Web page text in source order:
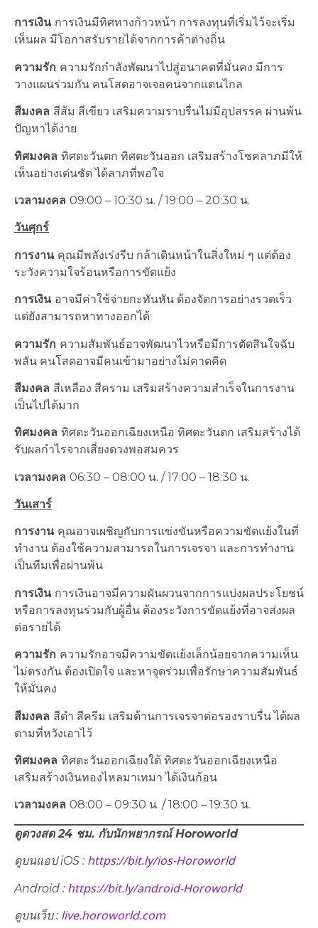
การเงิน การเงินมีทิศทางก้าวหน้า การลงทุนที่เริ่มไว้จะเริ่ม
เห็นผล มีโอกาสรับรายได้จากการค้าต่างถิ่น
ความรัก ความรักกำลังพัฒนาไปสู่อนาคตที่มั่นคง มีการ
วางแผนร่วมกัน คนโสดอาจเจอคนจากแดนไกล
สีมงคล สีส้ม สีเขียว เสริมความราบรื่นไม่มีอุปสรรค ผ่านพ้น
ปัญหาได้ง่าย
ทิศมงคล ทิศตะวันตก ทิศตะวันออก เสริมสร้างโชคลาภมีให้
เห็นอย่างเด่นชัด ได้ลาภที่พอใจ
เวลามงคล 09:00 – 10:30 น. / 19:00 – 20:30 น.
วันศุกร์
การงาน คุณมีพลังเร่งรีบ กล้าเดินหน้าในสิ่งใหม่ ๆ แต่ต้อง
ระวังความใจร้อนหรือการขัดแย้ง
การเงิน อาจมีค่าใช้จ่ายกะทันหัน ต้องจัดการอย่างรวดเร็ว
แต่ยังสามารถหาทางออกได้
ความรัก ความสัมพันธ์อาจพัฒนาไวหรือมีการตัดสินใจฉับ
พลัน คนโสดอาจมีคนเข้ามาอย่างไม่คาดคิด
สีมงคล สีเหลือง สีคราม เสริมสร้างความสำเร็จในการงาน
เป็นไปได้มาก
ทิศมงคล ทิศตะวันออกเฉียงเหนือ ทิศตะวันตก เสริมสร้างได้
รับผลกำไรจากเสี่ยงดวงพอสมควร
เวลามงคล 06:30 – 08:00 น. / 17:00 – 18:30 น.
วันเสาร์
การงาน คุณอาจเผชิญกับการแข่งขันหรือความขัดแย้งในที่
ทำงาน ต้องใช้ความสามารถในการเจรจา และการทำงาน
เป็นทีมเพื่อผ่านพ้น
การเงิน การเงินอาจมีความผันผวนจากการแบ่งผลประโยชน์
หรือการลงทุนร่วมกับผู้อื่น ต้องระวังการขัดแย้งที่อาจส่งผล
ต่อรายได้
ความรัก ความรักอาจมีความขัดแย้งเล็กน้อยจากความเห็น
ไม่ตรงกัน ต้องเปิดใจ และหาจุดร่วมเพื่อรักษาความสัมพันธ์
ให้มั่นคง
สีมงคล สีดำ สีครีม เสริมด้านการเจรจาต่อรองราบรื่น ได้ผล
ตามที่หวังเอาไว้
ทิศมงคล ทิศตะวันออกเฉียงใต้ ทิศตะวันออกเฉียงเหนือ
เสริมสร้างเงินทองไหลมาเทมา ได้เงินก้อน
เวลามงคล 08:00 – 09:30 น. / 18:00 – 19:30 น.
ดูดวงสด 24 ชม. กับนักพยากรณ์Horoworld
ดูบนแอปiOS : https://bit.ly/ios-Horoworld
Android : https://bit.ly/android-Horoworld
ดูบนเว็บ : live.horoworld.com